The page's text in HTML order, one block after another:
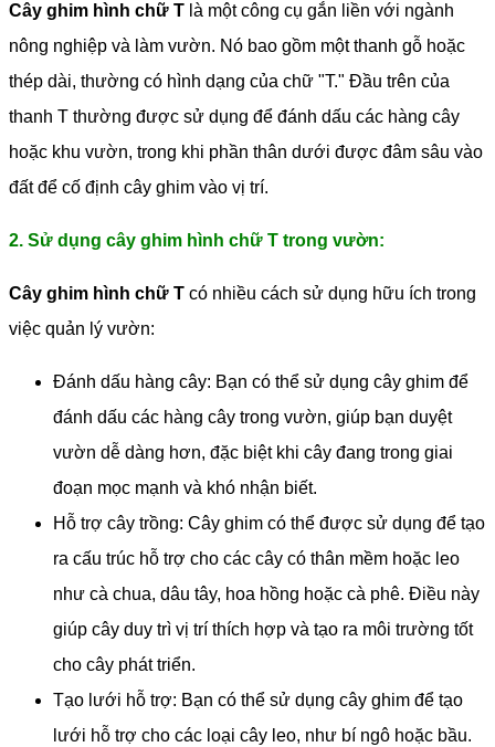
Cây ghim hình chữ T là một công cụ gắn liền với ngành
nông nghiệp và làm vườn. Nó bao gồm một thanh gỗ hoặc
thép dài, thường có hình dạng của chữ "T." Đầu trên của
thanh T thường được sử dụng để đánh dấu các hàng cây
hoặc khu vườn, trong khi phần thân dưới được đâm sâu vào
đất để cố định cây ghim vào vị trí.
2. Sử dụng cây ghim hình chữ T trong vườn:
Cây ghim hình chữ T có nhiều cách sử dụng hữu ích trong
việc quản lý vườn:
Đánh dấu hàng cây: Bạn có thể sử dụng cây ghim để
đánh dấu các hàng cây trong vườn, giúp bạn duyệt
vườn dễ dàng hơn, đặc biệt khi cây đang trong giai
đoạn mọc mạnh và khó nhận biết.
Hỗ trợ cây trồng: Cây ghim có thể được sử dụng để tạo
ra cấu trúc hỗ trợ cho các cây có thân mềm hoặc leo
như cà chua, dâu tây, hoa hồng hoặc cà phê. Điều này
giúp cây duy trì vị trí thích hợp và tạo ra môi trường tốt
cho cây phát triển.
Tạo lưới hỗ trợ: Bạn có thể sử dụng cây ghim để tạo
lưới hỗ trợ cho các loại cây leo, như bí ngô hoặc bầu.